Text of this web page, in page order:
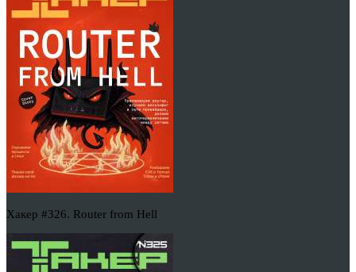
Хакер #326. Router from Hell